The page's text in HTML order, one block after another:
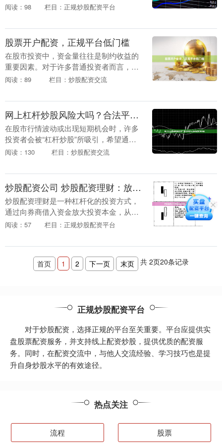
域，资金利用率往往决定着收益空间。对
交易规模....
阅读：98 栏目：正规炒股配资平台
股票开户配资，正规平台低门槛
在股市投资中，资金量往往是制约收益的
重要因素。对于许多普通投资者而言，如
何通过合规渠道获得更多操作资金，成为
资**这一主题....
阅读：89 栏目：炒股配资交流
网上杠杆炒股风险大吗？合法平台与高收益陷阱揭秘
在股市行情波动或出现短期机会时，许多
投资者会被“杠杆炒股”所吸引，希望通过
放大资金来获取更高收益。然而炒股配资
些平台合法？高....
阅读：130 栏目：炒股配资交流
炒股配资公司 炒股配资理财：放大收益，把握财富机遇
炒股配资理财是一种杠杆化的投资方式，
通过向券商借入资金放大投资本金，从而
提高收益率。对于有经验的投资者来说，
机遇。 此外，配....
阅读：57 栏目：正规炒股配资平台
首页 1 2 下一页 末页 共 2页20条记录
正规炒股配资平台
对于炒股配资，选择正规的平台至关重要。平台应提供实
盘股票配资服务，并支持线上配资炒股，提供优质的配资服
务。同时，在配资交流中，与他人交流经验、学习技巧也是提
升自身炒股水平的有效途径。
热点关注
流程 股票